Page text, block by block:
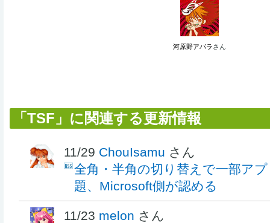
河原野アパラ さん
「TSF」に関連する更新情報
11/29 ChouIsamu さん
全角・半角の切り替えで一部ア
題、Microsoft側が認める
11/23 melon さん